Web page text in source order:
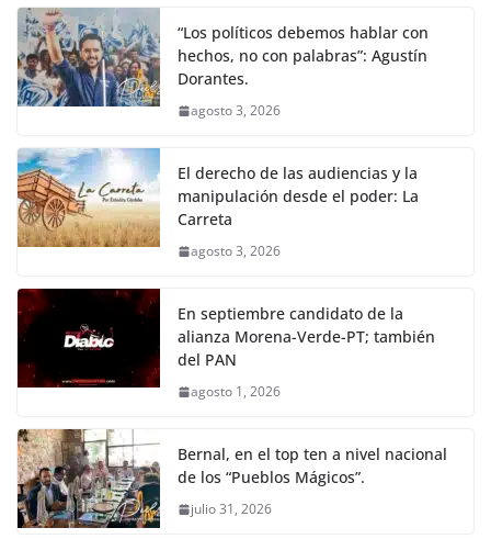
“Los políticos debemos hablar con
hechos, no con palabras”: Agustín
Dorantes.
agosto 3, 2026
El derecho de las audiencias y la
manipulación desde el poder: La
Carreta
agosto 3, 2026
En septiembre candidato de la
alianza Morena-Verde-PT; también
del PAN
agosto 1, 2026
Bernal, en el top ten a nivel nacional
de los “Pueblos Mágicos”.
julio 31, 2026